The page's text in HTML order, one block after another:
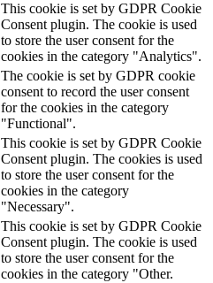
This cookie is set by GDPR Cookie
Consent plugin. The cookie is used
to store the user consent for the
cookies in the category "Analytics".
The cookie is set by GDPR cookie
consent to record the user consent
for the cookies in the category
"Functional".
This cookie is set by GDPR Cookie
Consent plugin. The cookies is used
to store the user consent for the
cookies in the category
"Necessary".
This cookie is set by GDPR Cookie
Consent plugin. The cookie is used
to store the user consent for the
cookies in the category "Other.